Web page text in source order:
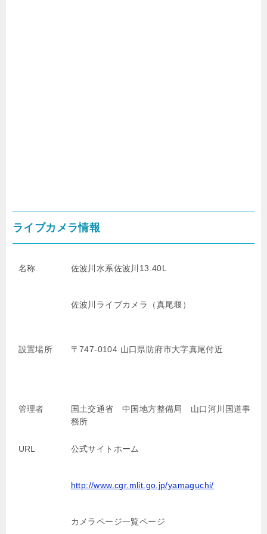
ライブカメラ情報
名称 佐波川水系佐波川13.40L
佐波川ライブカメラ（真尾堰）
設置場所 〒747-0104 山口県防府市大字真尾付近
管理者
国土交通省 中国地方整備局 山口河川国道事
務所
URL 公式サイトホーム
http://www.cgr.mlit.go.jp/yamaguchi/
カメラページ一覧ページ